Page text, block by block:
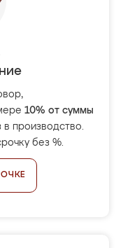
10% от суммы
в производство.
без %.